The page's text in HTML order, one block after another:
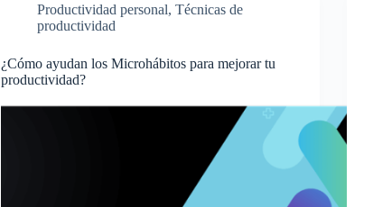
Productividad personal,Técnicas de
productividad
¿Cómo ayudan los Microhábitos para mejorar tu
productividad?